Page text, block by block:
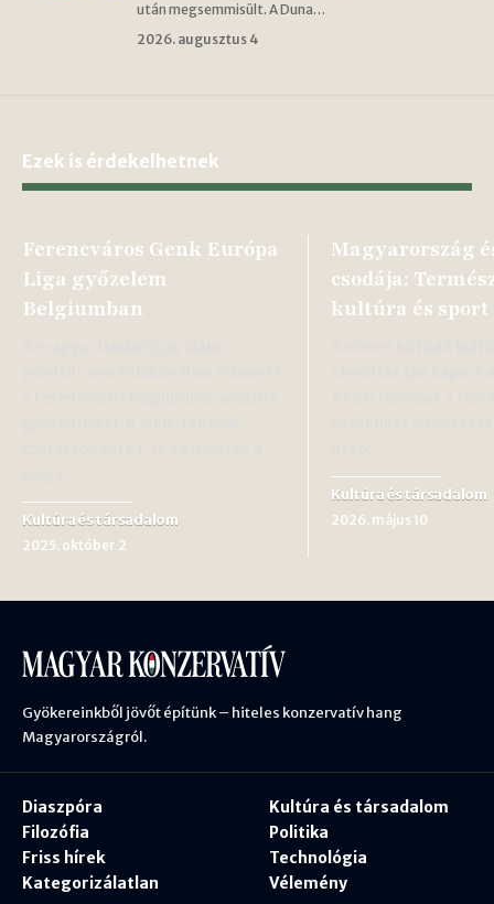
után megsemmisült. A Duna…
2026. augusztus 4
Ezek is érdekelhetnek
Ferencváros Genk Európa
Liga győzelem
Belgiumban
Kultúra és társadalom
2025. október 2
Magyarország
csodája:
kultúra és sport
Kultúra és társadalom
2026. május 10
Gyökereinkből jövőt építünk – hiteles konzervatív hang
Magyarországról.
Diaszpóra
Filozófia
Friss hírek
Kategorizálatlan
Kultúra és társadalom
Politika
Technológia
Vélemény